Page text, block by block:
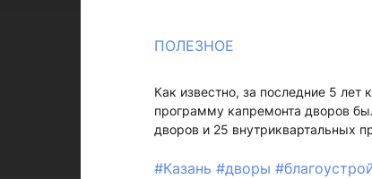
ПОЛЕЗНОЕ
Как известно, за последние 5 лет
программу капремонта дворов
дворов и 25 внутриквартальных
#Казань #дворы